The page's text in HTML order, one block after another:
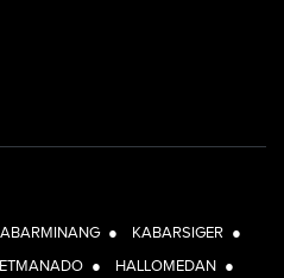
● KABARSIGER ●
● HALLOMEDAN ●